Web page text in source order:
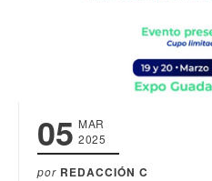
05 MAR
2025
por REDACCIÓN C